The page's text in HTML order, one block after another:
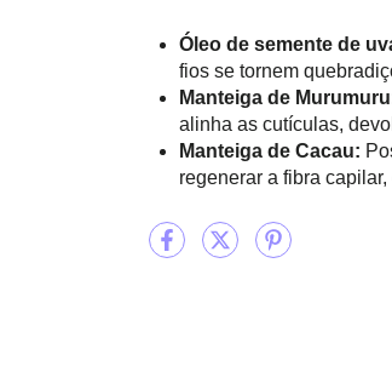
Óleo de semente de
fios se tornem
Manteiga de
alinha as cutículas,
Manteiga de Cacau:
regenerar a fibra